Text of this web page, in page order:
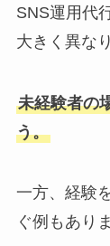
SNS運用代
大きく異な
未経験者の
う。
一方、経験
ぐ例もあり